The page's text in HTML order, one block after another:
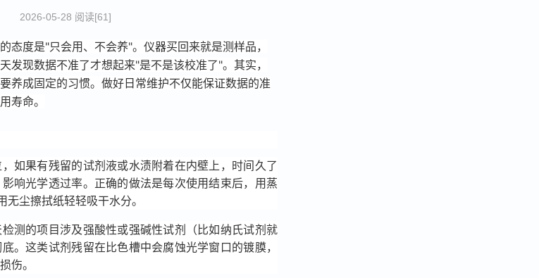
2026-05-28 阅读[61]
的态度是"只会用、不会养"。仪器买回来就是测样品，
发现数据不准了才想起来"是不是该校准了"。其实，
养成固定的习惯。做好日常维护不仅能保证数据的准
寿命。
如果有残留的试剂液或水渍附着在内壁上，时间久了
响光学透过率。正确的做法是每次使用结束后，用蒸
尘擦拭纸轻轻吸干水分。
测的项目涉及强酸性或强碱性试剂（比如纳氏试剂就
。这类试剂残留在比色槽中会腐蚀光学窗口的镀膜，
伤。